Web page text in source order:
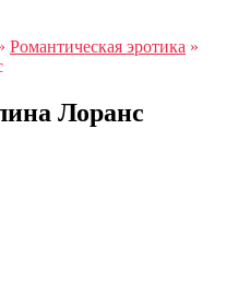
Романтическая эротика »
Лоранс